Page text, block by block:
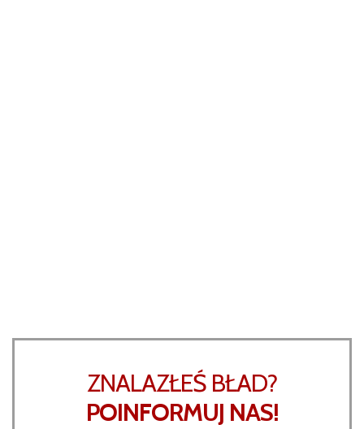
ZNALAZŁEŚ BŁAD?
POINFORMUJ NAS!